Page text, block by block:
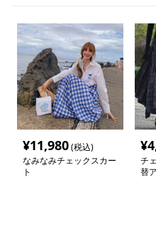
¥11,980(税込)
なみなみチェックスカー
ト
¥
チ
替